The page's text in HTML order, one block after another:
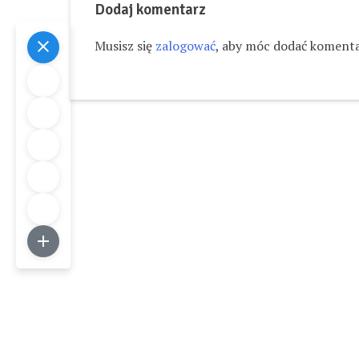
Dodaj komentarz
Musisz się zalogować, aby móc dodać